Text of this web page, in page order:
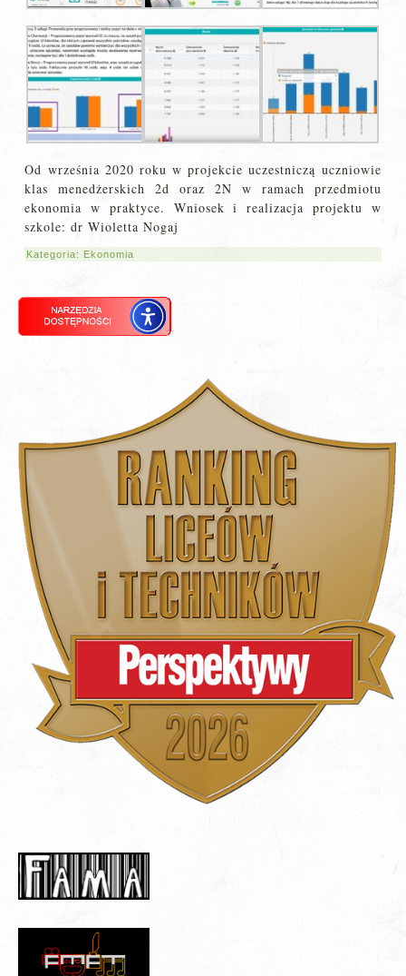
Od września 2020 roku w projekcie uczestniczą uczniowie
klas menedżerskich 2d oraz 2N w ramach przedmiotu
ekonomia w praktyce. Wniosek i realizacja projektu w
szkole: dr Wioletta Nogaj
Kategoria: Ekonomia